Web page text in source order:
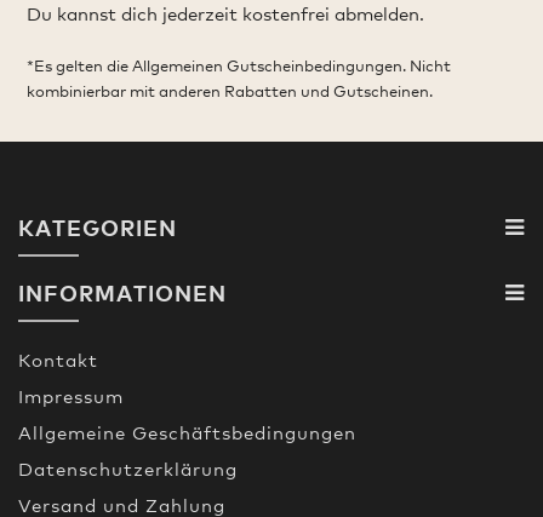
Du kannst dich jederzeit kostenfrei abmelden.
*Es gelten die Allgemeinen Gutscheinbedingungen. Nicht
kombinierbar mit anderen Rabatten und Gutscheinen.
KATEGORIEN
INFORMATIONEN
Kontakt
Impressum
Allgemeine Geschäftsbedingungen
Datenschutzerklärung
Versand und Zahlung